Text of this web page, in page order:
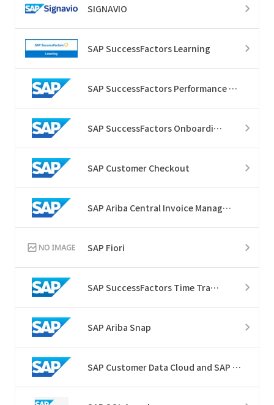
SIGNAVIO
SAP SuccessFactors Learning
SAP SuccessFactors Performance & Goals
SAP SuccessFactors Onboarding
SAP Customer Checkout
SAP Ariba Central Invoice Management​
SAP Fiori
SAP SuccessFactors Time Tracking
SAP Ariba Snap
SAP Customer Data Cloud and SAP Customer Data Platform